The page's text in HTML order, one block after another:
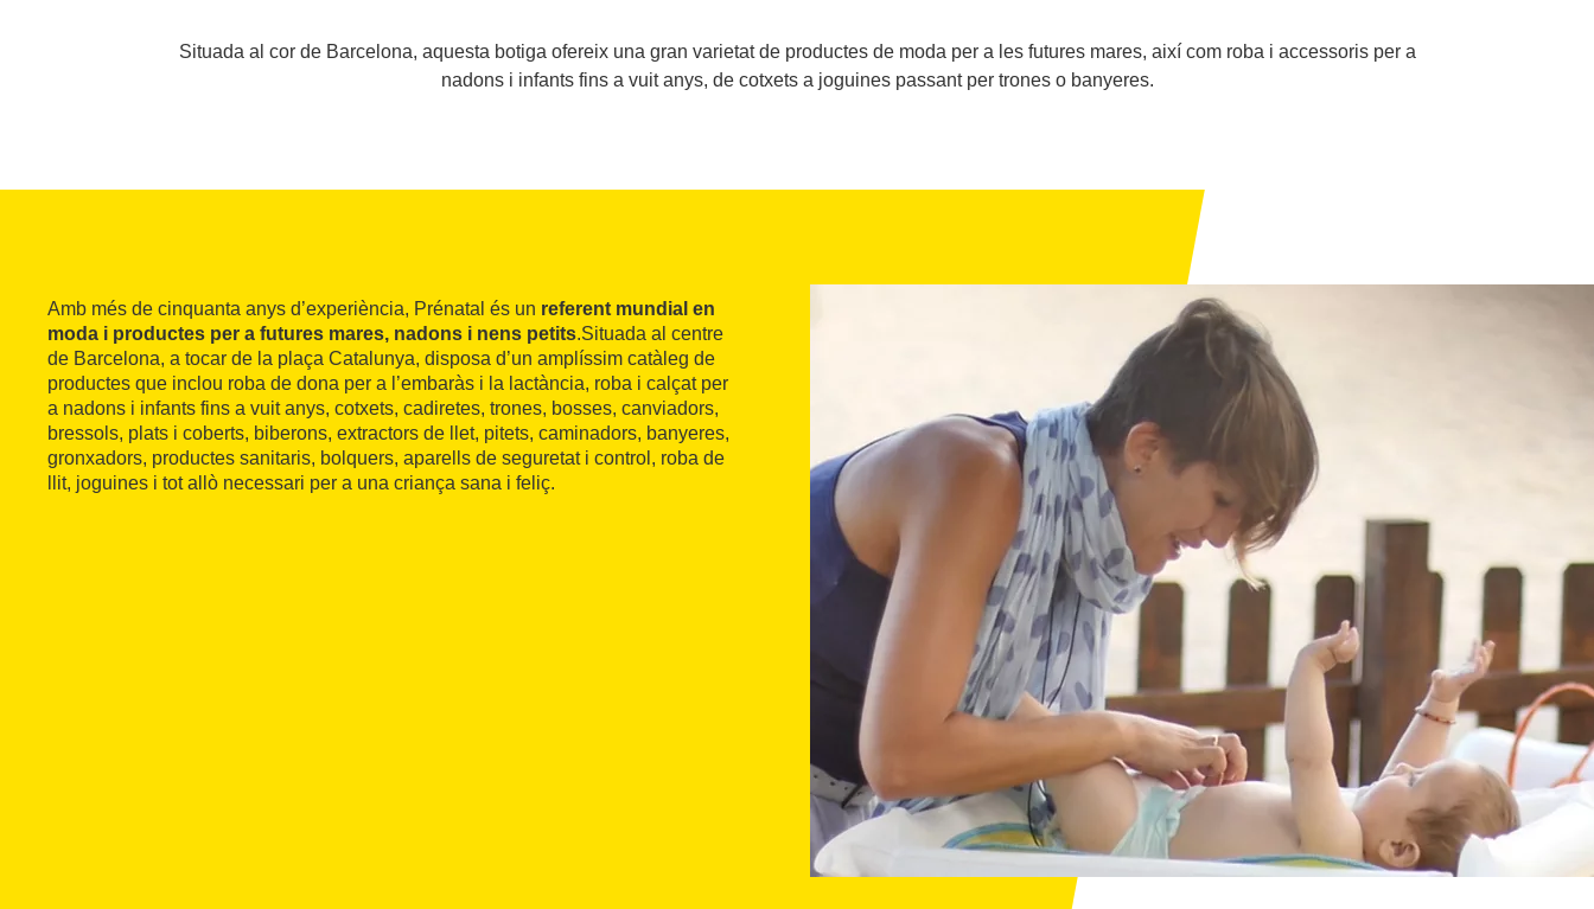
Situada al cor de Barcelona, aquesta botiga ofereix una gran varietat de productes de moda per a les futures mares, així com roba i accessoris per a
nadons i infants fins a vuit anys, de cotxets a joguines passant per trones o banyeres.
Amb més de cinquanta anys d’experiència, Prénatal és un referent mundial en
moda i productes per a futures mares, nadons i nens petits.Situada al centre
de Barcelona, a tocar de la plaça Catalunya, disposa d’un amplíssim catàleg de
productes que inclou roba de dona per a l’embaràs i la lactància, roba i calçat per
a nadons i infants fins a vuit anys, cotxets, cadiretes, trones, bosses, canviadors,
bressols, plats i coberts, biberons, extractors de llet, pitets, caminadors, banyeres,
gronxadors, productes sanitaris, bolquers, aparells de seguretat i control, roba de
llit, joguines i tot allò necessari per a una criança sana i feliç.